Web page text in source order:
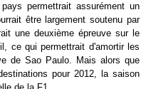
permettrait assurément un
être largement soutenu par
une deuxième épreuve sur le
ce qui permettrait d'amortir les
de Sao Paulo. Mais alors que
pour 2012, la saison